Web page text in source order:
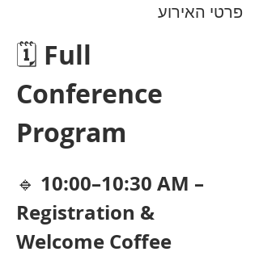
פרטי האירוע
🗓 Full
Conference
Program
🔹 10:00–10:30 AM –
Registration &
Welcome Coffee